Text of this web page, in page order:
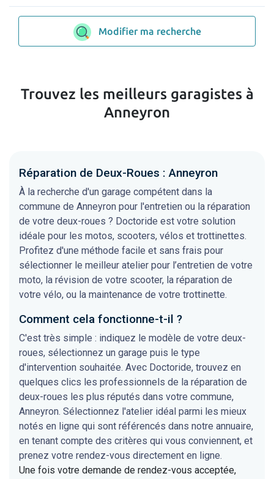
Modifier ma recherche
Trouvez les meilleurs garagistes à
Anneyron
Réparation de Deux-Roues : Anneyron
À la recherche d'un garage compétent dans la
commune de Anneyron pour l'entretien ou la réparation
de votre deux-roues ? Doctoride est votre solution
idéale pour les motos, scooters, vélos et trottinettes.
Profitez d'une méthode facile et sans frais pour
sélectionner le meilleur atelier pour l’entretien de votre
moto, la révision de votre scooter, la réparation de
votre vélo, ou la maintenance de votre trottinette.
Comment cela fonctionne-t-il ?
C'est très simple : indiquez le modèle de votre deux-
roues, sélectionnez un garage puis le type
d'intervention souhaitée. Avec Doctoride, trouvez en
quelques clics les professionnels de la réparation de
deux-roues les plus réputés dans votre commune,
Anneyron. Sélectionnez l'atelier idéal parmi les mieux
notés en ligne qui sont référencés dans notre annuaire,
en tenant compte des critères qui vous conviennent, et
prenez votre rendez-vous directement en ligne.
Une fois votre demande de rendez-vous acceptée,